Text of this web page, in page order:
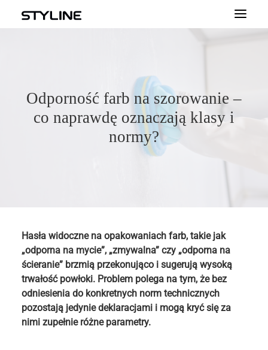
PRODUKTY
KONTAKT
FARBY DEKORACYJNE
Odporność farb na szorowanie –
co naprawdę oznaczają klasy i
normy?
Hasła widoczne na opakowaniach farb, takie jak
„odporna na mycie”, „zmywalna” czy „odporna na
ścieranie” brzmią przekonująco i sugerują wysoką
trwałość powłoki. Problem polega na tym, że bez
odniesienia do konkretnych norm technicznych
pozostają jedynie deklaracjami i mogą kryć się za
nimi zupełnie różne parametry.